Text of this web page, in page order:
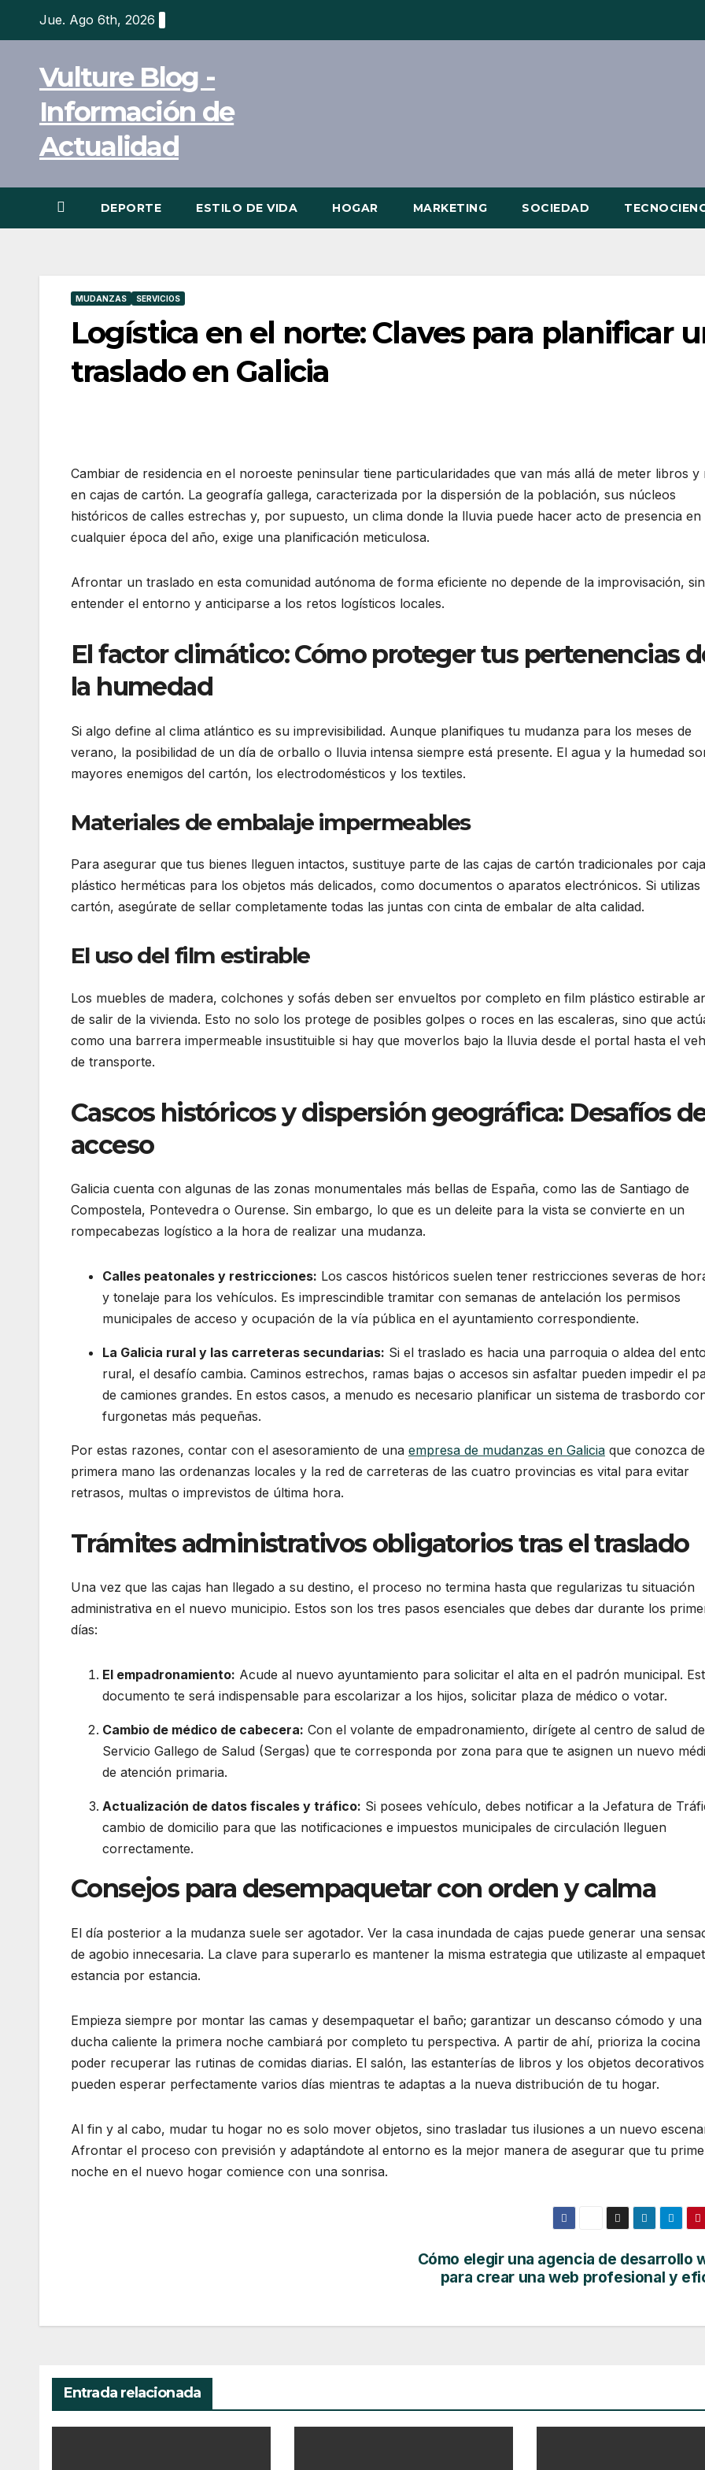
Jue. Ago 6th, 2026
Vulture Blog -
Información de
Actualidad
DEPORTE ESTILO DE VIDA HOGAR MARKETING SOCIEDAD
MUDANZAS SERVICIOS
Logística en el norte: Claves para planificar
traslado en Galicia
Cambiar de residencia en el noroeste peninsular tiene particularidades que van más allá de meter libros y
en cajas de cartón. La geografía gallega, caracterizada por la dispersión de la población, sus núcleos
históricos de calles estrechas y, por supuesto, un clima donde la lluvia puede hacer acto de presencia en
cualquier época del año, exige una planificación meticulosa.
Afrontar un traslado en esta comunidad autónoma de forma eficiente no depende de la improvisación,
entender el entorno y anticiparse a los retos logísticos locales.
El factor climático: Cómo proteger tus pertenencias
la humedad
Si algo define al clima atlántico es su imprevisibilidad. Aunque planifiques tu mudanza para los meses de
verano, la posibilidad de un día de orballo o lluvia intensa siempre está presente. El agua y la humedad
mayores enemigos del cartón, los electrodomésticos y los textiles.
Materiales de embalaje impermeables
Para asegurar que tus bienes lleguen intactos, sustituye parte de las cajas de cartón tradicionales por
plástico herméticas para los objetos más delicados, como documentos o aparatos electrónicos. Si utilizas
cartón, asegúrate de sellar completamente todas las juntas con cinta de embalar de alta calidad.
El uso del film estirable
Los muebles de madera, colchones y sofás deben ser envueltos por completo en film plástico estirable
de salir de la vivienda. Esto no solo los protege de posibles golpes o roces en las escaleras, sino que
como una barrera impermeable insustituible si hay que moverlos bajo la lluvia desde el portal hasta el
de transporte.
Cascos históricos y dispersión geográfica: Desafíos
acceso
Galicia cuenta con algunas de las zonas monumentales más bellas de España, como las de Santiago de
Compostela, Pontevedra o Ourense. Sin embargo, lo que es un deleite para la vista se convierte en un
rompecabezas logístico a la hora de realizar una mudanza.
Calles peatonales y restricciones: Los cascos históricos suelen tener restricciones severas de
y tonelaje para los vehículos. Es imprescindible tramitar con semanas de antelación los permisos
municipales de acceso y ocupación de la vía pública en el ayuntamiento correspondiente.
La Galicia rural y las carreteras secundarias: Si el traslado es hacia una parroquia o aldea del
rural, el desafío cambia. Caminos estrechos, ramas bajas o accesos sin asfaltar pueden impedir el
de camiones grandes. En estos casos, a menudo es necesario planificar un sistema de trasbordo
furgonetas más pequeñas.
Por estas razones, contar con el asesoramiento de una empresa de mudanzas en Galicia que conozca de
primera mano las ordenanzas locales y la red de carreteras de las cuatro provincias es vital para evitar
retrasos, multas o imprevistos de última hora.
Trámites administrativos obligatorios tras el traslado
Una vez que las cajas han llegado a su destino, el proceso no termina hasta que regularizas tu situación
administrativa en el nuevo municipio. Estos son los tres pasos esenciales que debes dar durante los
días:
El empadronamiento: Acude al nuevo ayuntamiento para solicitar el alta en el padrón municipal.
documento te será indispensable para escolarizar a los hijos, solicitar plaza de médico o votar.
Cambio de médico de cabecera: Con el volante de empadronamiento, dirígete al centro de salud
Servicio Gallego de Salud (Sergas) que te corresponda por zona para que te asignen un nuevo
de atención primaria.
Actualización de datos fiscales y tráfico: Si posees vehículo, debes notificar a la Jefatura de
cambio de domicilio para que las notificaciones e impuestos municipales de circulación lleguen
correctamente.
Consejos para desempaquetar con orden y calma
El día posterior a la mudanza suele ser agotador. Ver la casa inundada de cajas puede generar una
de agobio innecesaria. La clave para superarlo es mantener la misma estrategia que utilizaste al
estancia por estancia.
Empieza siempre por montar las camas y desempaquetar el baño; garantizar un descanso cómodo y una
ducha caliente la primera noche cambiará por completo tu perspectiva. A partir de ahí, prioriza la cocina
poder recuperar las rutinas de comidas diarias. El salón, las estanterías de libros y los objetos decorativos
pueden esperar perfectamente varios días mientras te adaptas a la nueva distribución de tu hogar.
Al fin y al cabo, mudar tu hogar no es solo mover objetos, sino trasladar tus ilusiones a un nuevo
Afrontar el proceso con previsión y adaptándote al entorno es la mejor manera de asegurar que tu
noche en el nuevo hogar comience con una sonrisa.
Cómo elegir una agencia de desarrollo
para crear una web profesional y
Entrada relacionada